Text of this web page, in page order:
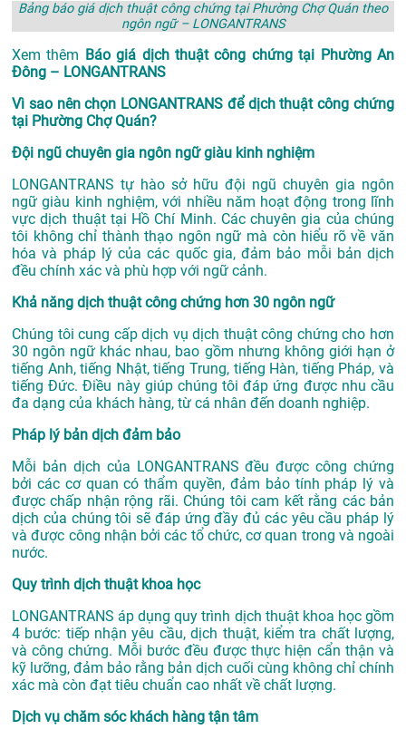
Bảng báo giá dịch thuật công chứng tại Phường Chợ Quán theo
ngôn ngữ – LONGANTRANS
Xem thêm Báo giá dịch thuật công chứng tại Phường An
Đông – LONGANTRANS
Vì sao nên chọn LONGANTRANS để dịch thuật công chứng
tại Phường Chợ Quán?
Đội ngũ chuyên gia ngôn ngữ giàu kinh nghiệm
LONGANTRANS tự hào sở hữu đội ngũ chuyên gia ngôn
ngữ giàu kinh nghiệm, với nhiều năm hoạt động trong lĩnh
vựcdịch thuật tại Hồ Chí Minh. Các chuyên gia của chúng
tôi không chỉ thành thạo ngôn ngữ mà còn hiểu rõ về văn
hóa và pháp lý của các quốc gia, đảm bảo mỗi bản dịch
đều chính xác và phù hợp với ngữ cảnh.
Khả năng dịch thuật công chứng hơn 30 ngôn ngữ
Chúng tôi cung cấp dịch vụ dịch thuật công chứng cho hơn
30 ngôn ngữ khác nhau, bao gồm nhưng không giới hạn ở
tiếng Anh, tiếng Nhật, tiếng Trung, tiếng Hàn, tiếng Pháp, và
tiếng Đức. Điều này giúp chúng tôi đáp ứng được nhu cầu
đa dạng của khách hàng, từ cá nhân đến doanh nghiệp.
Pháp lý bản dịch đảm bảo
Mỗi bản dịch của LONGANTRANS đều được công chứng
bởi các cơ quan có thẩm quyền, đảm bảo tính pháp lý và
được chấp nhận rộng rãi. Chúng tôi cam kết rằng các bản
dịch của chúng tôi sẽ đáp ứng đầy đủ các yêu cầu pháp lý
và được công nhận bởi các tổ chức, cơ quan trong và ngoài
nước.
Quy trình dịch thuật khoa học
LONGANTRANS áp dụng quy trình dịch thuật khoa học gồm
4 bước: tiếp nhận yêu cầu, dịch thuật, kiểm tra chất lượng,
và công chứng. Mỗi bước đều được thực hiện cẩn thận và
kỹ lưỡng, đảm bảo rằng bản dịch cuối cùng không chỉ chính
xác mà còn đạt tiêu chuẩn cao nhất về chất lượng.
Dịch vụ chăm sóc khách hàng tận tâm